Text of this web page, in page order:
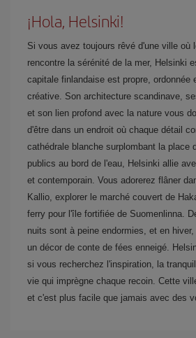
¡Hola, Helsinki!
Si vous avez toujours rêvé d'une ville où
rencontre la sérénité de la mer, Helsinki
capitale finlandaise est propre, ordonnée
créative. Son architecture scandinave,
et son lien profond avec la nature vous
d'être dans un endroit où chaque détail
cathédrale blanche surplombant la place
publics au bord de l'eau, Helsinki allie
et contemporain. Vous adorerez flâner
Kallio, explorer le marché couvert de
ferry pour l'île fortifiée de Suomenlinna.
nuits sont à peine endormies, et en
un décor de conte de fées enneigé.
si vous recherchez l'inspiration, la
vie qui imprègne chaque recoin. Cette
et c'est plus facile que jamais avec des